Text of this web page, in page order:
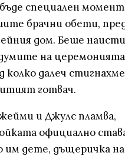
специален
брачни обети,
дом. Беше
на
колко далеч стигнахме
готвач.
и Джулс пламва,
официално
им дете, дъщеричка